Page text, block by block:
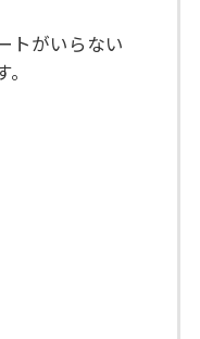
トがいらない